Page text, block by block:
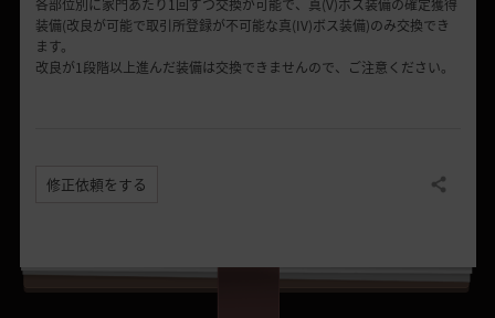
各部位別に家門あたり1回ずつ交換が可能で、真(V)ボス装備の確定獲得
装備(改良が可能で取引所登録が不可能な真(IV)ボス装備)のみ交換でき
ます。
改良が1段階以上進んだ装備は交換できませんので、ご注意ください。
修正依頼をする 共有する